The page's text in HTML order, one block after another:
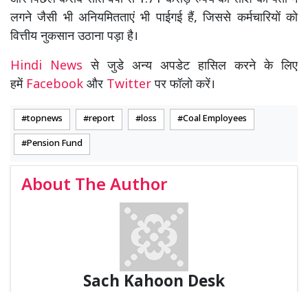
लगने जैसी भी अनियमितताएं भी पाईगई हैं, जिससे कर्मचारियों को
वित्तीय नुकसान उठाना पड़ा है।
Hindi Newsसे जुडे अन्य अपडेट हासिल करने के लिए
हमें Facebook और Twitterपर फॉलो करें।
topnews report loss Coal Employees
Pension Fund
About The Author
Sach Kahoon Desk